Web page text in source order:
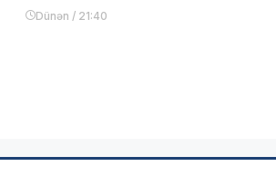
Dünən / 21:40